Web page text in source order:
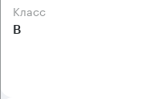
класс
B